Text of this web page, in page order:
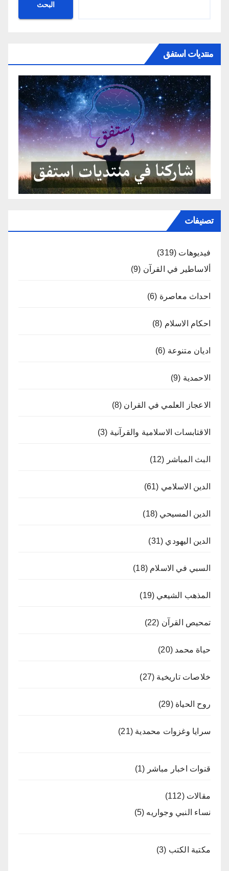
البحث
منتديات استفق
تصنيفات
فيديوهات (319)
ألاساطير في القرآن (9)
احداث معاصرة (6)
احكام الاسلام (8)
اديان متنوعة (6)
الاحمدية (9)
الاعجاز العلمي في القران (8)
الاقتابسات الاسلامية والقرآنية (3)
البث المباشر (12)
الدين الاسلامي (61)
الدين المسيحي (18)
الدين اليهودي (31)
السبي في الاسلام (18)
المذهب الشيعي (19)
تمحيص القرآن (22)
حياة محمد (20)
خلاصات تاريخية (27)
روح الحياة (29)
سرايا وغزوات محمدية (21)
قنوات اخبار مباشر (1)
مقالات (112)
نساء النبي وجواريه (5)
مكتبة الكتب (3)